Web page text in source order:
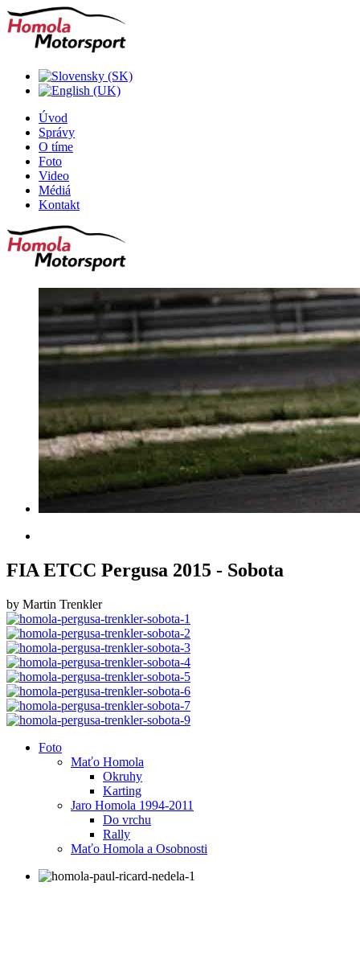
Úvod
Správy
O tíme
Foto
Video
Médiá
Kontakt
FIA ETCC Pergusa 2015 - Sobota
by Martin Trenkler
Foto
Maťo Homola
Okruhy
Karting
Jaro Homola 1994-2011
Do vrchu
Rally
Maťo Homola a Osobnosti